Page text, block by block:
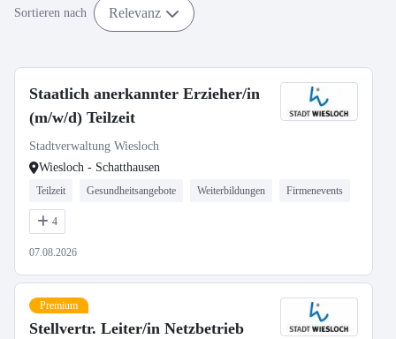
Sortieren nach Relevanz
Staatlich anerkannter Erzieher/in
(m/w/d) Teilzeit
Stadtverwaltung Wiesloch
Wiesloch - Schatthausen
Teilzeit Gesundheitsangebote Weiterbildungen Firmenevents
4
07.08.2026
Premium
Stellvertr. Leiter/in Netzbetrieb